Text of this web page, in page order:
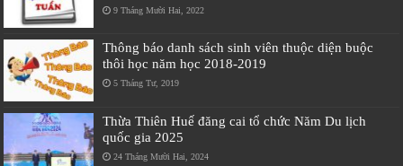
9 Tháng Mười Hai, 2022
Thông báo danh sách sinh viên thuộc diện buộc
thôi học năm học 2018-2019
5 Tháng Tư, 2019
Thừa Thiên Huế đăng cai tổ chức Năm Du lịch
quốc gia 2025
24 Tháng Mười Hai, 2024